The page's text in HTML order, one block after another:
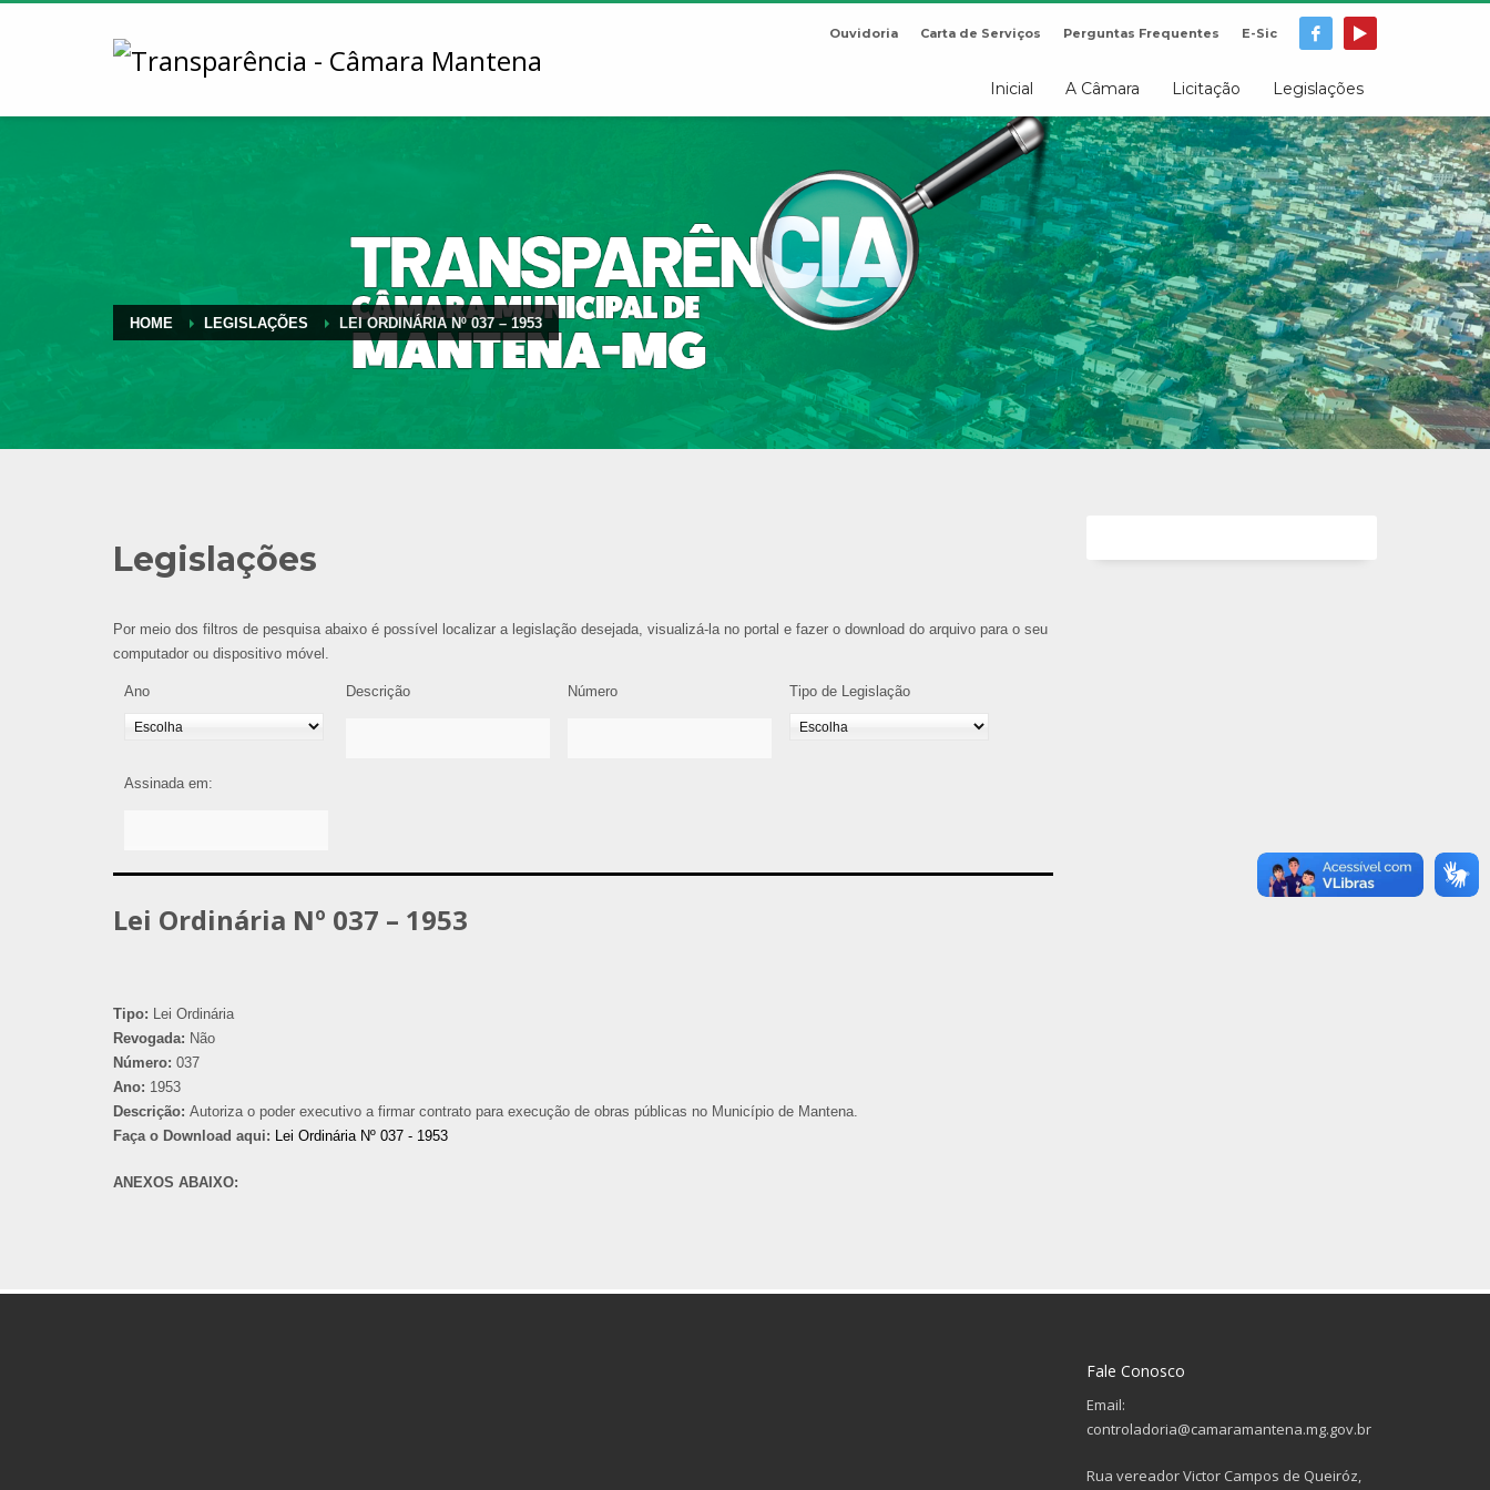
Ouvidoria Carta de Serviços Perguntas Frequentes E-Sic
Inicial A Câmara Licitação Legislações
HOME LEGISLAÇÕES LEI ORDINÁRIA Nº 037 – 1953
Legislações
Por meio dos filtros de pesquisa abaixo é possível localizar a legislação desejada, visualizá-la no portal e fazer o download do arquivo para o seu
computador ou dispositivo móvel.
Ano Descrição Número Tipo de Legislação
Assinada em:
Lei Ordinária Nº 037 – 1953
Tipo: Lei Ordinária
Revogada: Não
Número: 037
Ano: 1953
Descrição: Autoriza o poder executivo a firmar contrato para execução de obras públicas no Município de Mantena.
Faça o Download aqui: Lei Ordinária Nº 037 - 1953
ANEXOS ABAIXO:
Fale Conosco
Email:
controladoria@camaramantena.mg.gov.br
Rua vereador Victor Campos de Queiróz,